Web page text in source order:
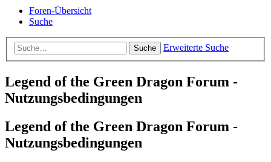
Foren-Übersicht
Suche
Suche Erweiterte Suche
Legend of the Green Dragon Forum -
Nutzungsbedingungen
Legend of the Green Dragon Forum -
Nutzungsbedingungen